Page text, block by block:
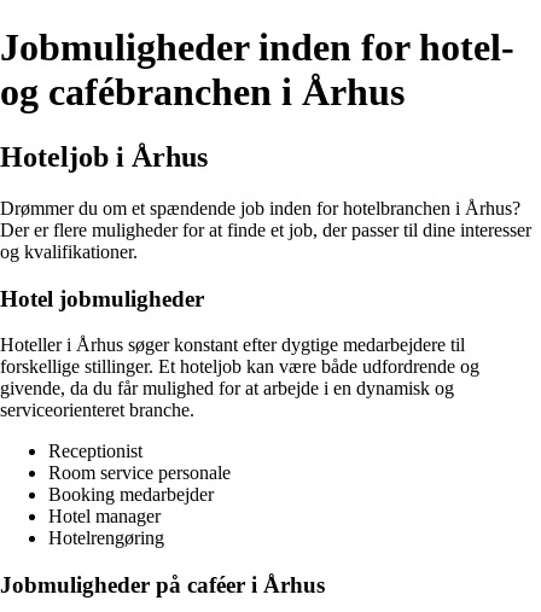
Jobmuligheder inden for hotel-
og cafébranchen i Århus
Hoteljob i Århus
Drømmer du om et spændende job inden for hotelbranchen i Århus?
Der er flere muligheder for at finde et job, der passer til dine interesser
og kvalifikationer.
Hotel jobmuligheder
Hoteller i Århus søger konstant efter dygtige medarbejdere til
forskellige stillinger. Et hoteljob kan være både udfordrende og
givende, da du får mulighed for at arbejde i en dynamisk og
serviceorienteret branche.
Receptionist
Room service personale
Booking medarbejder
Hotel manager
Hotelrengøring
Jobmuligheder på caféer i Århus